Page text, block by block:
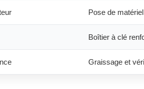
Pose de
Boîtier à clé
Graissage et